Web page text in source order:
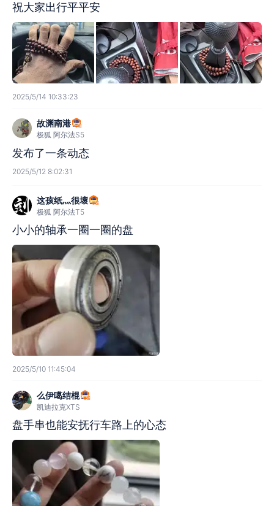
祝大家出行平平安
2025/5/14 10:33:23
故渊南港
极狐 阿尔法S5
发布了一条动态
2025/5/12 8:02:31
这孩纸灬很壞
极狐 阿尔法T5
小小的轴承一圈一圈的盘
2025/5/10 11:45:04
么伊噶结棍
凯迪拉克XTS
盘手串也能安抚行车路上的心态